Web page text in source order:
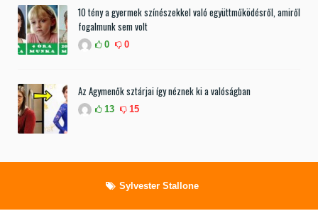
10 tény a gyermek színészekkel való együttműködésről, amiről
fogalmunk sem volt
0 0
Az Agymenők sztárjai így néznek ki a valóságban
13 15
Sylvester Stallone